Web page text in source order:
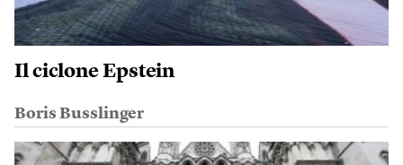
Il ciclone Epstein
Boris Busslinger